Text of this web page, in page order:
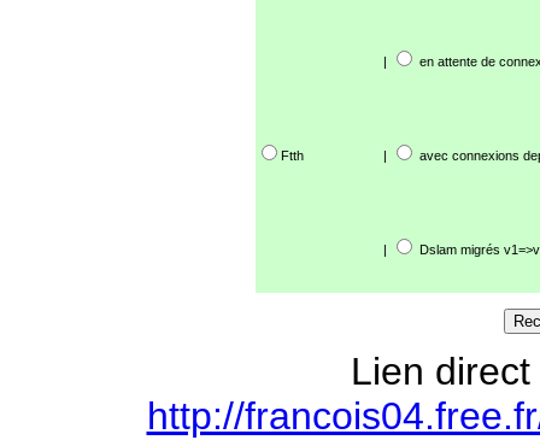
| en attente de
Ftth | avec connexions
| Dslam migrés
Lien
http://